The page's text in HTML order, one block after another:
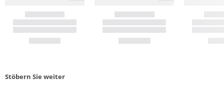
Stöbern Sie weiter